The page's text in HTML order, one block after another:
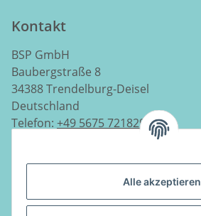
Alle akzeptieren
Kontakt
BSP GmbH
Baubergstraße 8
34388 Trendelburg-Deisel
Deutschland
Telefon: +49 5675 7218290
Informationen